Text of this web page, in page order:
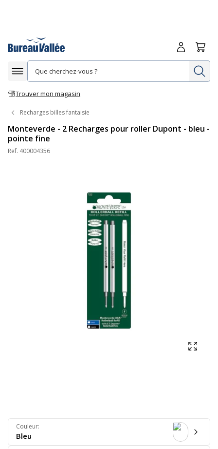
Afficher la navigation
Trouver mon magasin
Me
Recharges billes fantaisie
Monteverde - 2 Recharges pour roller Dupont - bleu -
pointe fine
Ref. 400004356
Couleur:
Bleu